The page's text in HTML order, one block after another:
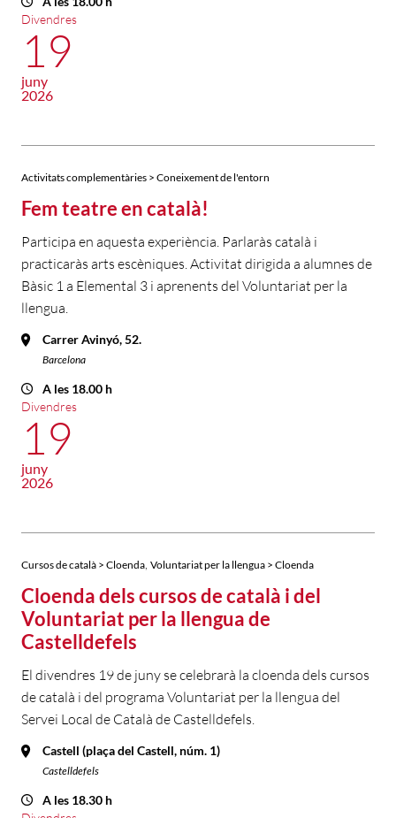
Divendres
19
juny
2026
Activitats complementàries > Coneixement de l'entorn
Fem teatre en català!
Participa en aquesta experiència. Parlaràs català i
practicaràs arts escèniques. Activitat dirigida a alumnes de
Bàsic 1 a Elemental 3 i aprenents del Voluntariat per la
llengua.
Carrer Avinyó, 52.
Barcelona
A les 18.00 h
Divendres
19
juny
2026
Cursos de català > Cloenda Voluntariat per la llengua > Cloenda
Cloenda dels cursos de català i del
Voluntariat per la llengua de
Castelldefels
El divendres 19 de juny se celebrarà la cloenda dels cursos
de català i del programa Voluntariat per la llengua del
Servei Local de Català de Castelldefels.
Castell (plaça del Castell, núm. 1)
Castelldefels
A les 18.30 h